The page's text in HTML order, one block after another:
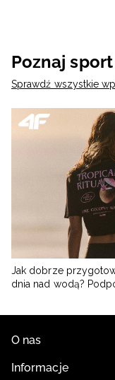
Poznaj
Sprawdź wszystkie
Jak dobrze
dnia nad wodą?
O nas
Informacje